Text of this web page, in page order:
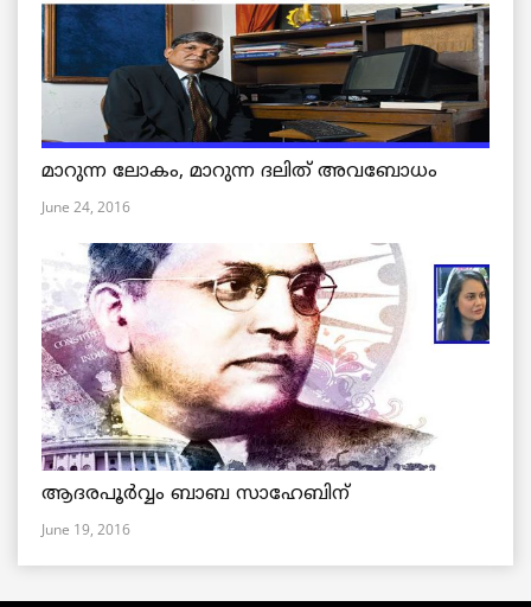
മാറുന്ന ലോകം, മാറുന്ന ദലിത് അവബോധം
June 24, 2016
ആദരപൂര്‍വ്വം ബാബ സാഹേബിന്
June 19, 2016